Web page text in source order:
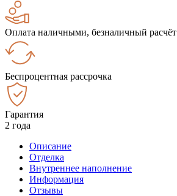
Оплата наличными, безналичный расчёт
Беспроцентная рассрочка
Гарантия
2 года
Описание
Отделка
Внутреннее наполнение
Информация
Отзывы